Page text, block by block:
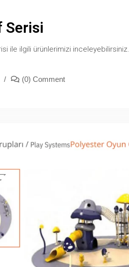
Serisi
ile ilgili ürünlerimizi inceleyebilirsiniz.
(0) Comment